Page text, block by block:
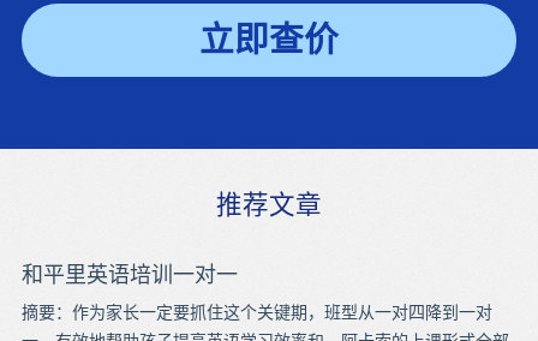
立即查价
推荐文章
和平里英语培训一对一
摘要：作为家长一定要抓住这个关键期，班型从一对四降到一对